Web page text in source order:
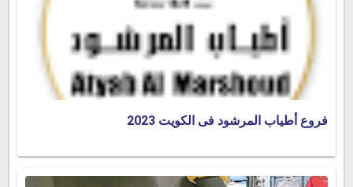
فروع أطياب المرشود فى الكويت 2023